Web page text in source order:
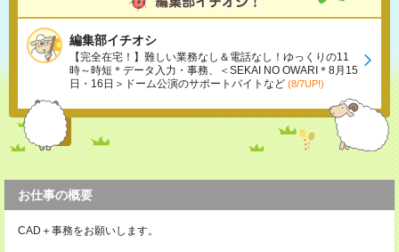
編集部イチオシ
【完全在宅！】難しい業務なし＆電話なし！ゆっくりの11
時～時短＊データ入力・事務、＜SEKAI NO OWARI＊8月15
日・16日＞ドーム公演のサポートバイトなど (8/7UP!)
お仕事の概要
CAD＋事務をお願いします。